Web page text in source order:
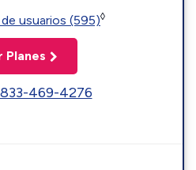
usuarios (595)◊
Planes
833-469-4276